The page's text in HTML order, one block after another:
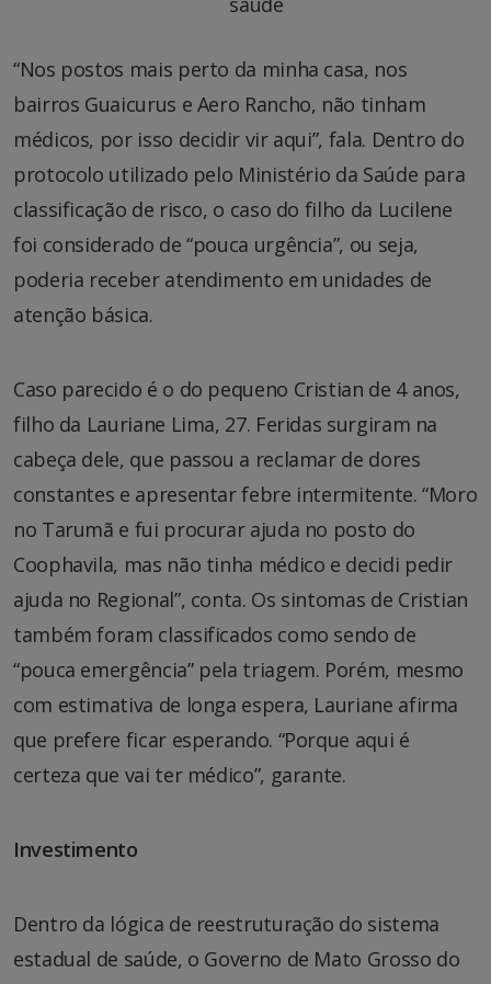
“Nos postos mais perto da minha casa, nos
bairros Guaicurus e Aero Rancho, não tinham
médicos, por isso decidir vir aqui”, fala. Dentro do
protocolo utilizado pelo Ministério da Saúde para
classificação de risco, o caso do filho da Lucilene
foi considerado de “pouca urgência”, ou seja,
poderia receber atendimento em unidades de
atenção básica.
Caso parecido é o do pequeno Cristian de 4 anos,
filho da Lauriane Lima, 27. Feridas surgiram na
cabeça dele, que passou a reclamar de dores
constantes e apresentar febre intermitente. “Moro
no Tarumã e fui procurar ajuda no posto do
Coophavila, mas não tinha médico e decidi pedir
ajuda no Regional”, conta. Os sintomas de Cristian
também foram classificados como sendo de
“pouca emergência” pela triagem. Porém, mesmo
com estimativa de longa espera, Lauriane afirma
que prefere ficar esperando. “Porque aqui é
certeza que vai ter médico”, garante.
Investimento
Dentro da lógica de reestruturação do sistema
estadual de saúde, o Governo de Mato Grosso do